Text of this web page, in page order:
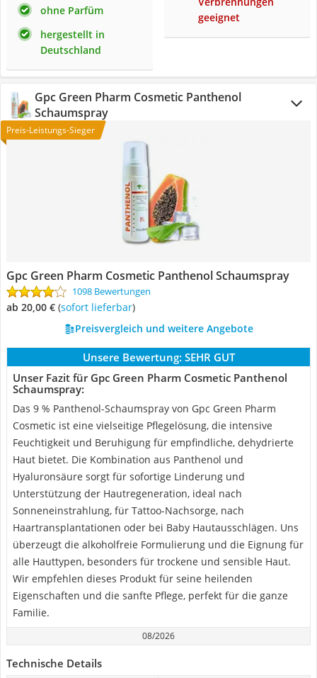
ohne Parfüm
hergestellt in
Deutschland
geeignet
Gpc Green Pharm Cosmetic Panthenol
Schaumspray
Preis-Leistungs-Sieger
Gpc Green Pharm Cosmetic Panthenol Schaumspray
1098 Bewertungen
ab 20,00 € ( Sofort lieferbar)
Preisvergleich und weitere Angebote
Unsere Bewertung: SEHR GUT
Unser Fazit für Gpc Green Pharm Cosmetic Panthenol
Schaumspray:
Das 9 % Panthenol-Schaumspray von Gpc Green Pharm
Cosmetic ist eine vielseitige Pflegelösung, die intensive
Feuchtigkeit und Beruhigung für empfindliche, dehydrierte
Haut bietet. Die Kombination aus Panthenol und
Hyaluronsäure sorgt für sofortige Linderung und
Unterstützung der Hautregeneration, ideal nach
Sonneneinstrahlung, für Tattoo-Nachsorge, nach
Haartransplantationen oder bei Baby Hautausschlägen. Uns
überzeugt die alkoholfreie Formulierung und die Eignung für
alle Hauttypen, besonders für trockene und sensible Haut.
Wir empfehlen dieses Produkt für seine heilenden
Eigenschaften und die sanfte Pflege, perfekt für die ganze
Familie.
08/2026
Technische Details